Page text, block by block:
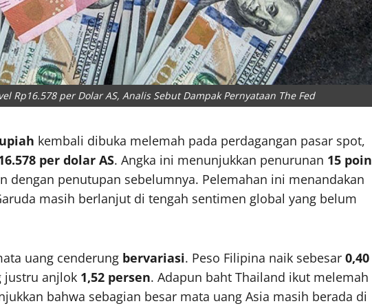
Rp16.578 per Dolar AS, Analis Sebut Dampak Pernyataan The Fed
kembali dibuka melemah pada perdagangan pasar spot,
per dolar AS. Angka ini menunjukkan penurunan 15 poin
dengan penutupan sebelumnya. Pelemahan ini menandakan
masih berlanjut di tengah sentimen global yang belum
uang cenderung bervariasi. Peso Filipina naik sebesar 0,40
justru anjlok 1,52 persen. Adapun baht Thailand ikut melemah
bahwa sebagian besar mata uang Asia masih berada di